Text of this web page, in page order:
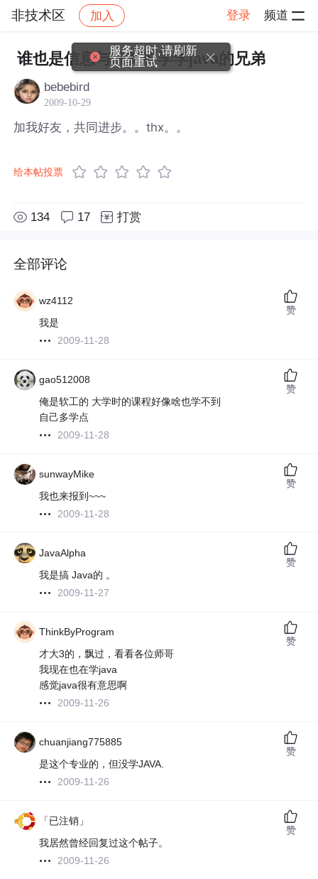
非技术区 加入 登录 频道
社区 非技术区 帖子详情
谁也是信息与计算科学学java的兄弟
bebebird
2009-10-29
加我好友，共同进步。。thx。。
给本帖投票
134 17 打赏
全部评论
wz4112
我是
2009-11-28
赞
gao512008
俺是软工的 大学时的课程好像啥也学不到
自己多学点
2009-11-28
赞
sunwayMike
我也来报到~~~
2009-11-28
赞
JavaAlpha
我是搞 Java的 。
2009-11-27
赞
ThinkByProgram
才大3的，飘过，看看各位师哥
我现在也在学java
感觉java很有意思啊
2009-11-26
赞
chuanjiang775885
是这个专业的，但没学JAVA.
2009-11-26
赞
「已注销」
我居然曾经回复过这个帖子。
2009-11-26
赞
服务超时,请刷新
页面重试